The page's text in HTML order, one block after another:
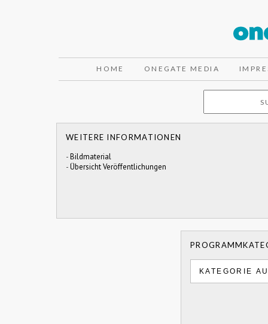
HOME ONEGATE MEDIA
WEITERE INFORMATIONEN
-Bildmaterial
-Übersicht Veröffentlichungen